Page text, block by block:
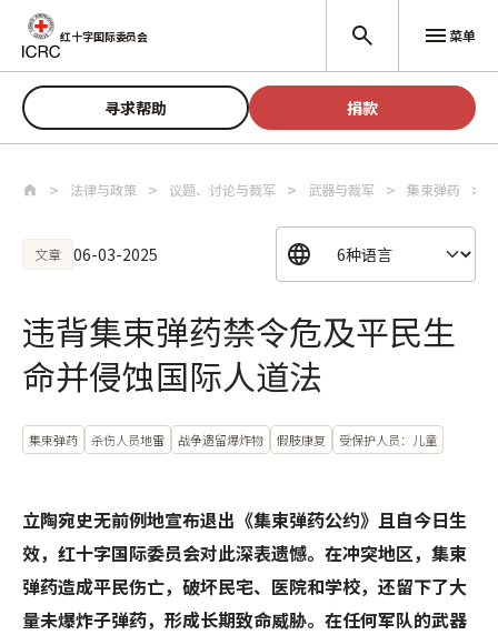
跳至主要内容
红十字国际委员会 菜单
寻求帮助 捐款
法律与政策 议题、讨论与裁军 武器与裁军 集束弹药
文章 06-03-2025
违背集束弹药禁令危及平民生
命并侵蚀国际人道法
集束弹药 杀伤人员地雷 战争遗留爆炸物 假肢康复 受保护人员：儿童
立陶宛史无前例地宣布退出《集束弹药公约》且自今日生
效，红十字国际委员会对此深表遗憾。在冲突地区，集束
弹药造成平民伤亡，破坏民宅、医院和学校，还留下了大
量未爆炸子弹药，形成长期致命威胁。在任何军队的武器